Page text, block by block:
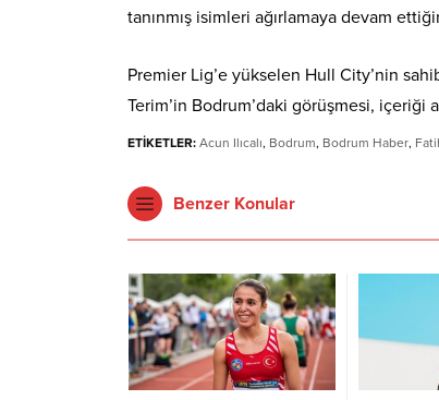
tanınmış isimleri ağırlamaya devam
Premier Lig’e yükselen Hull City’nin
Terim’in Bodrum’daki görüşmesi,
ETİKETLER: Acun Ilıcalı, Bodrum, Bodrum Haber,
Benzer Konular